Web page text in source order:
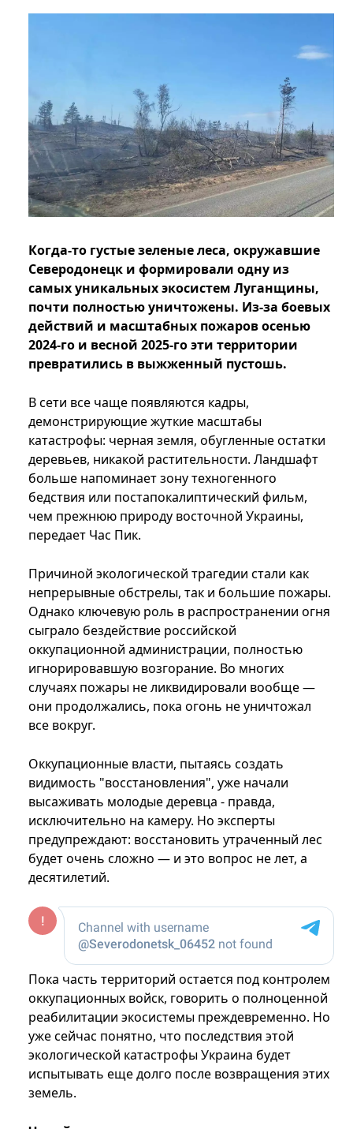
Когда-то густые зеленые леса, окружавшие
Северодонецк и формировали одну из
самых уникальных экосистем Луганщины,
почти полностью уничтожены. Из-за боевых
действий и масштабных пожаров осенью
2024-го и весной 2025-го эти территории
превратились в выжженный пустошь.
В сети все чаще появляются кадры,
демонстрирующие жуткие масштабы
катастрофы: черная земля, обугленные остатки
деревьев, никакой растительности. Ландшафт
больше напоминает зону техногенного
бедствия или постапокалиптический фильм,
чем прежнюю природу восточной Украины,
передает Час Пик.
Причиной экологической трагедии стали как
непрерывные обстрелы, так и большие пожары.
Однако ключевую роль в распространении огня
сыграло бездействие российской
оккупационной администрации, полностью
игнорировавшую возгорание. Во многих
случаях пожары не ликвидировали вообще —
они продолжались, пока огонь не уничтожал
все вокруг.
Оккупационные власти, пытаясь создать
видимость "восстановления", уже начали
высаживать молодые деревца - правда,
исключительно на камеру. Но эксперты
предупреждают: восстановить утраченный лес
будет очень сложно — и это вопрос не лет, а
десятилетий.
Пока часть территорий остается под контролем
оккупационных войск, говорить о полноценной
реабилитации экосистемы преждевременно. Но
уже сейчас понятно, что последствия этой
экологической катастрофы Украина будет
испытывать еще долго после возвращения этих
земель.